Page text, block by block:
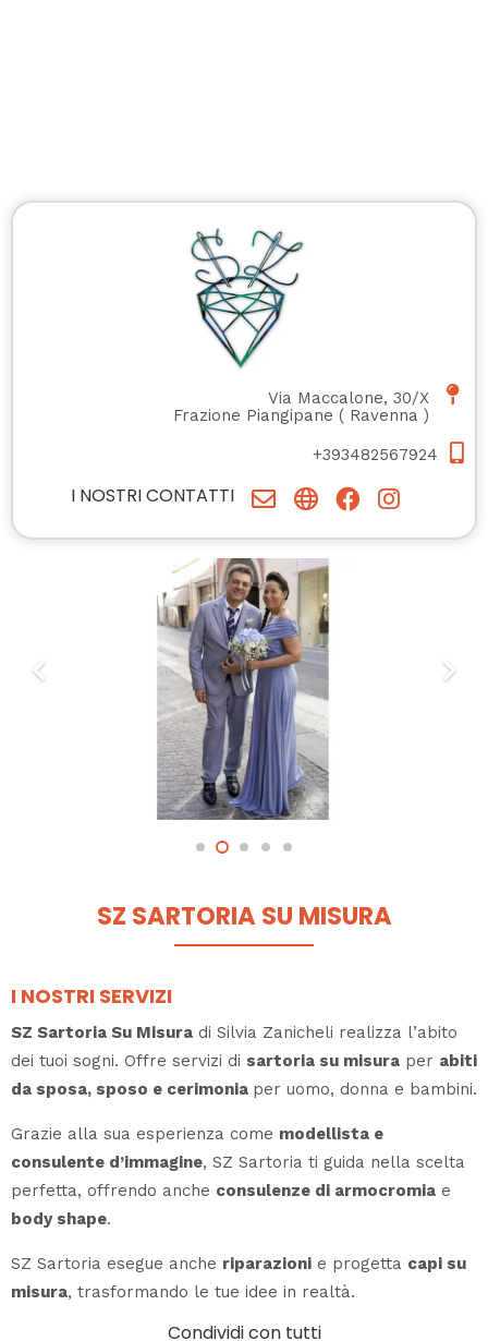
Via Maccalone, 30/X
Frazione Piangipane ( Ravenna )
+393482567924
I NOSTRI CONTATTI
SZ SARTORIA SU MISURA
I NOSTRI SERVIZI
SZ Sartoria Su Misura di Silvia Zanicheli realizza l’abito
dei tuoi sogni. Offre servizi di sartoria su misura per abiti
da sposa, sposo e cerimonia per uomo, donna e bambini.
Grazie alla sua esperienza come modellista e
consulente d’immagine, SZ Sartoria ti guida nella scelta
perfetta, offrendo anche consulenze di armocromia e
body shape.
SZ Sartoria esegue anche riparazioni e progetta capi su
misura, trasformando le tue idee in realtà.
Condividi con tutti